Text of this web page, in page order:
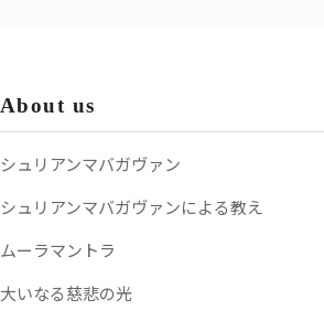
About us
シュリアンマバガヴァン
シュリアンマバガヴァンによる教え
ムーラマントラ
大いなる慈悲の光